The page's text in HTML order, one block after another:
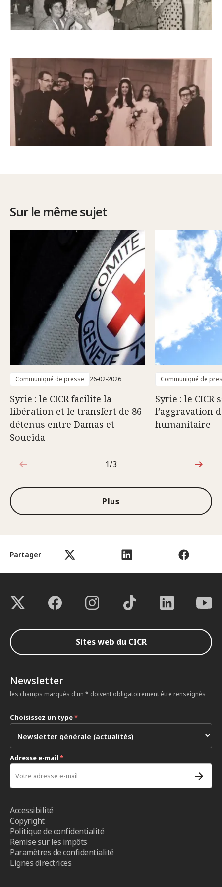
Partager
Sur le même sujet
Communiqué de presse 26-02-2026
Syrie : le CICR facilite la
libération et le transfert de 86
détenus entre Damas et
Soueïda
Communiqué de
Syrie : le CICR
l’aggravation
humanitaire
1sur3
1/3
Plus
Sites web du CICR
Newsletter
les champs marqués d'un * doivent obligatoirement être renseignés
Choisissez un type*
Adresse e-mail *
Accessibilité
Copyright
Politique de confidentialité
Remise sur les impôts
Paramètres de confidentialité
Lignes directrices